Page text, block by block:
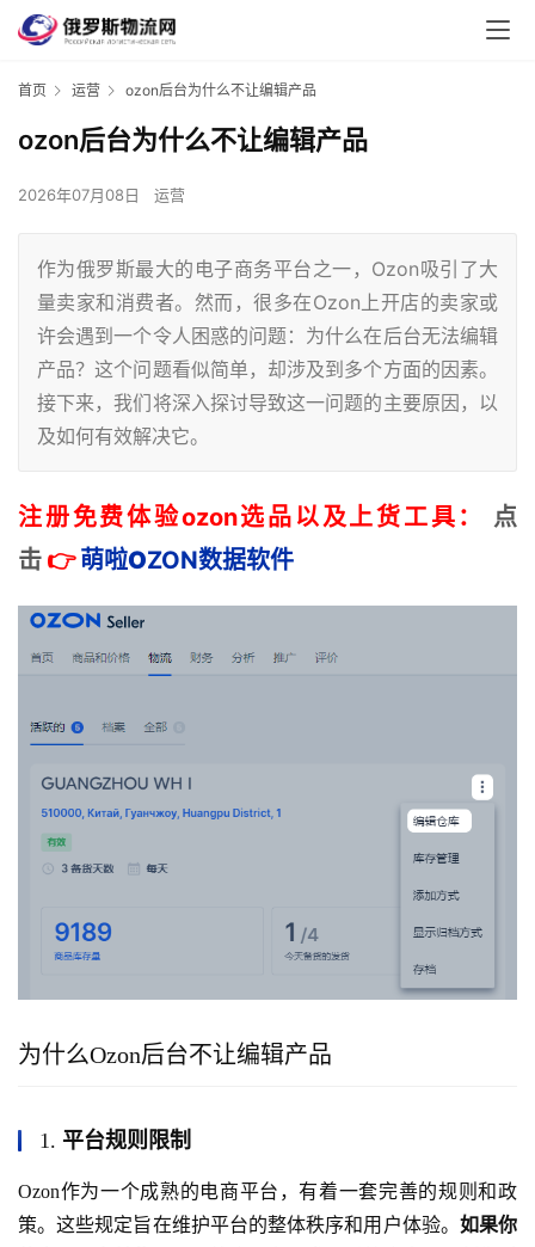
首页 运营 ozon后台为什么不让编辑产品
ozon后台为什么不让编辑产品
2026年07月08日 运营
作为俄罗斯最大的电子商务平台之一，Ozon吸引了大
量卖家和消费者。然而，很多在Ozon上开店的卖家或
许会遇到一个令人困惑的问题：为什么在后台无法编辑
产品？这个问题看似简单，却涉及到多个方面的因素。
接下来，我们将深入探讨导致这一问题的主要原因，以
及如何有效解决它。
注册免费体验ozon选品以及上货工具：
点
击 👉 萌啦OZON数据软件
为什么Ozon后台不让编辑产品
1. 平台规则限制
Ozon作为一个成熟的电商平台，有着一套完善的规则和政
策。这些规定旨在维护平台的整体秩序和用户体验。 如果你